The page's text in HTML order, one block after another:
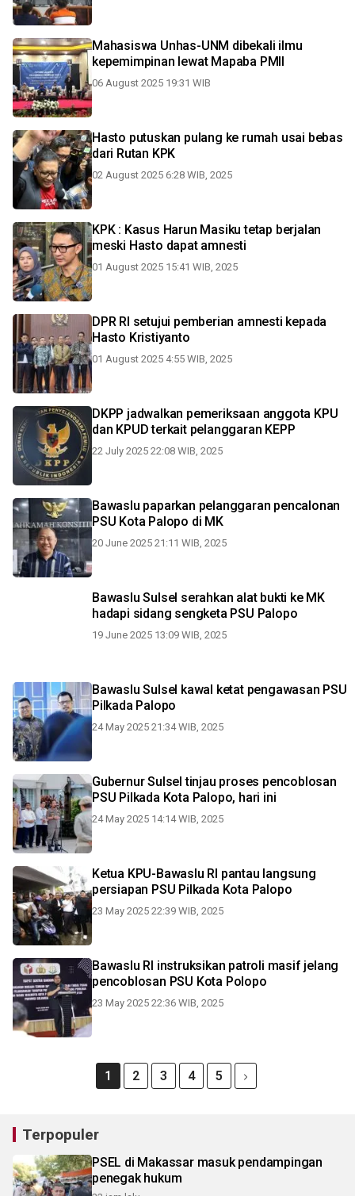
Mahasiswa Unhas-UNM dibekali ilmu
kepemimpinan lewat Mapaba PMII
06 August 2025 19:31 WIB
Hasto putuskan pulang ke rumah usai bebas
dari Rutan KPK
02 August 2025 6:28 WIB, 2025
KPK : Kasus Harun Masiku tetap berjalan
meski Hasto dapat amnesti
01 August 2025 15:41 WIB, 2025
DPR RI setujui pemberian amnesti kepada
Hasto Kristiyanto
01 August 2025 4:55 WIB, 2025
DKPP jadwalkan pemeriksaan anggota KPU
dan KPUD terkait pelanggaran KEPP
22 July 2025 22:08 WIB, 2025
Bawaslu paparkan pelanggaran pencalonan
PSU Kota Palopo di MK
20 June 2025 21:11 WIB, 2025
Bawaslu Sulsel serahkan alat bukti ke MK
hadapi sidang sengketa PSU Palopo
19 June 2025 13:09 WIB, 2025
Bawaslu Sulsel kawal ketat pengawasan PSU
Pilkada Palopo
24 May 2025 21:34 WIB, 2025
Gubernur Sulsel tinjau proses pencoblosan
PSU Pilkada Kota Palopo, hari ini
24 May 2025 14:14 WIB, 2025
Ketua KPU-Bawaslu RI pantau langsung
persiapan PSU Pilkada Kota Palopo
23 May 2025 22:39 WIB, 2025
Bawaslu RI instruksikan patroli masif jelang
pencoblosan PSU Kota Polopo
23 May 2025 22:36 WIB, 2025
1 2 3 4 5
Terpopuler
PSEL di Makassar masuk pendampingan
penegak hukum